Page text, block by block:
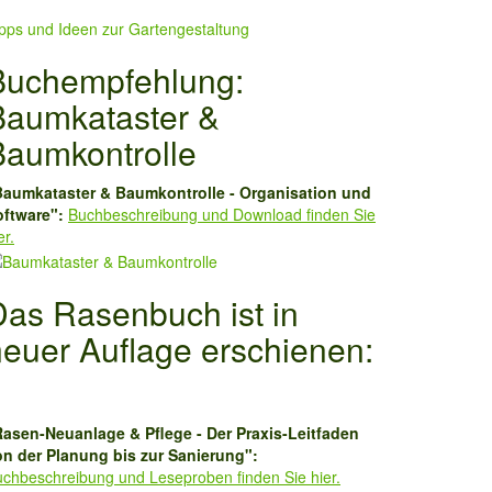
und Ideen zur Gartengestaltung
&
& Baumkontrolle - Organisation und
Buchbeschreibung und Download finden Sie
Rasenbuch ist in
Auflage erschienen:
Neuanlage & Pflege - Der Praxis-Leitfaden
der Planung bis zur Sanierung":
und Leseproben finden Sie hier.